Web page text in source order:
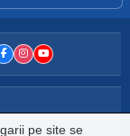
pe site se